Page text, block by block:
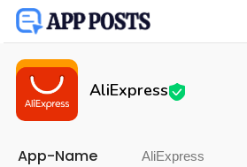
AliExpress
App-Name AliExpress